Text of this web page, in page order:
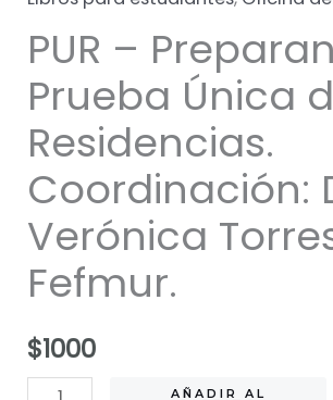
PUR –
Prueba Única
Residencias.
Coordinación:
Verónica
Fefmur.
$1000
PUR
AÑADIR AL